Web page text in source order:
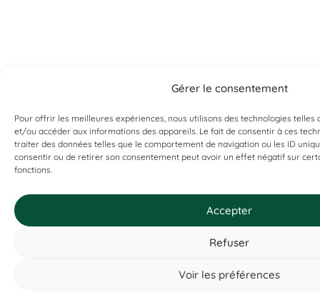
Gérer le consentement
Pour offrir les meilleures expériences, nous utilisons des technologies telles
et/ou accéder aux informations des appareils. Le fait de consentir à ces
traiter des données telles que le comportement de navigation ou les ID
consentir ou de retirer son consentement peut avoir un effet négatif sur
fonctions.
Accepter
Refuser
Voir les préférences
Vous ne trouvez pas ce que vous
le prouvera !